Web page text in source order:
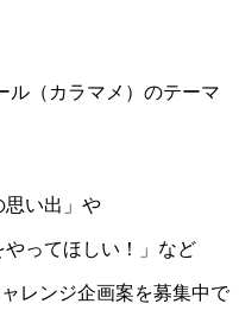
ル（カラマメ）のテーマ
思い出」や
やってほしい！」など
レンジ企画案を募集中で